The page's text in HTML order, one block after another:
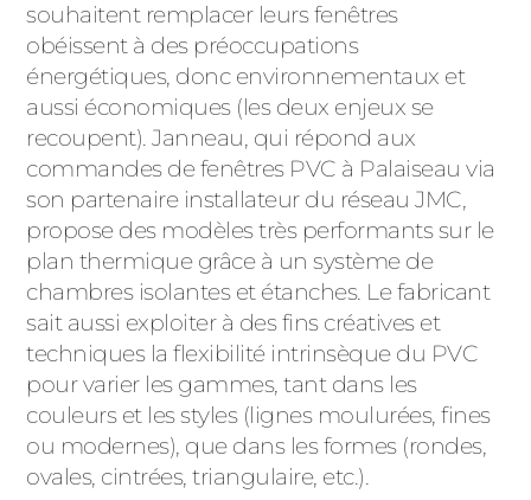
souhaitent remplacer leurs fenêtres
obéissent à des préoccupations
énergétiques, donc environnementaux et
aussi économiques (les deux enjeux se
recoupent). Janneau, qui répond aux
commandes de fenêtres PVC à Palaiseau via
son partenaire installateur du réseau JMC,
propose des modèles très performants sur le
plan thermique grâce à un système de
chambres isolantes et étanches. Le fabricant
sait aussi exploiter à des fins créatives et
techniques la flexibilité intrinsèque du PVC
pour varier les gammes, tant dans les
couleurs et les styles (lignes moulurées, fines
ou modernes), que dans les formes (rondes,
ovales, cintrées, triangulaire, etc.).